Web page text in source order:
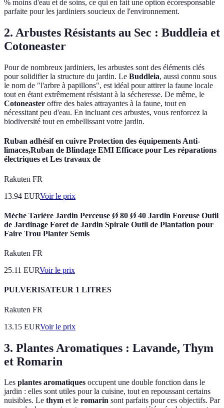
% moins d'eau et de soins, ce qui en fait une option écoresponsable
parfaite pour les jardiniers soucieux de l'environnement.
2. Arbustes Résistants au Sec : Buddleia et
Cotoneaster
Pour de nombreux jardiniers, les arbustes sont des éléments clés
pour solidifier la structure du jardin. Le Buddleia, aussi connu sous
le nom de "l'arbre à papillons", est idéal pour attirer la faune locale
tout en étant extrêmement résistant à la sécheresse. De même, le
Cotoneaster offre des baies attrayantes à la faune, tout en
nécessitant peu d'eau. En incluant ces arbustes, vous renforcez la
biodiversité tout en embellissant votre jardin.
Ruban adhésif en cuivre Protection des équipements Anti-
limaces,Ruban de Blindage EMI Efficace pour Les réparations
électriques et Les travaux de
Rakuten FR
13.94 EURVoir le prix
Mèche Tarière Jardin Perceuse Ø 80 Ø 40 Jardin Foreuse Outil
de Jardinage Foret de Jardin Spirale Outil de Plantation pour
Faire Trou Planter Semis
Rakuten FR
25.11 EURVoir le prix
PULVERISATEUR 1 LITRES
Rakuten FR
13.15 EURVoir le prix
3. Plantes Aromatiques : Lavande, Thym
et Romarin
Les plantes aromatiques occupent une double fonction dans le
jardin : elles sont utiles pour la cuisine, tout en repoussant certains
nuisibles. Le thym et le romarin sont parfaits pour ces objectifs. Par